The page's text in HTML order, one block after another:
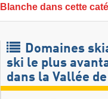
Blanche dans cette
Domaines
ski le plus
dans la Vallée